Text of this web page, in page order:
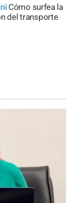
Cómo surfea la
del transporte